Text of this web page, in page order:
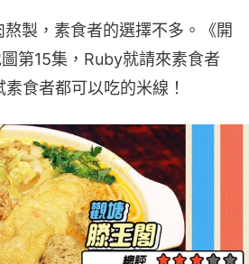
製，素食者的選擇不多。《開
第15集，Ruby就請來素食者
食者都可以吃的米線！